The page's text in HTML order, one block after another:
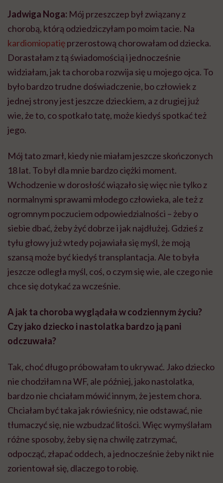
Jadwiga Noga: Mój przeszczep był związany z
chorobą, którą odziedziczyłam po moim tacie. Na
kardiomiopatięprzerostową chorowałam od dziecka.
Dorastałam z tą świadomością i jednocześnie
widziałam, jak ta choroba rozwija się u mojego ojca. To
było bardzo trudne doświadczenie, bo człowiek z
jednej strony jest jeszcze dzieckiem, a z drugiej już
wie, że to, co spotkało tatę, może kiedyś spotkać też
jego.
Mój tato zmarł, kiedy nie miałam jeszcze skończonych
18 lat. To był dla mnie bardzo ciężki moment.
Wchodzenie w dorosłość wiązało się więc nie tylko z
normalnymi sprawami młodego człowieka, ale też z
ogromnym poczuciem odpowiedzialności – żeby o
siebie dbać, żeby żyć dobrze i jak najdłużej. Gdzieś z
tyłu głowy już wtedy pojawiała się myśl, że moją
szansą może być kiedyś transplantacja. Ale to była
jeszcze odległa myśl, coś, o czym się wie, ale czego nie
chce się dotykać za wcześnie.
A jak ta choroba wyglądała w codziennym życiu?
Czy jako dziecko i nastolatka bardzo ją pani
odczuwała?
Tak, choć długo próbowałam to ukrywać. Jako dziecko
nie chodziłam na WF, ale później, jako nastolatka,
bardzo nie chciałam mówić innym, że jestem chora.
Chciałam być taka jak rówieśnicy, nie odstawać, nie
tłumaczyć się, nie wzbudzać litości. Więc wymyślałam
różne sposoby, żeby się na chwilę zatrzymać,
odpocząć, złapać oddech, a jednocześnie żeby nikt nie
zorientował się, dlaczego to robię.